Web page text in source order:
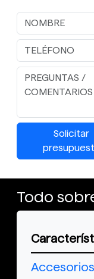
Solicitar
Todo
Accesorios